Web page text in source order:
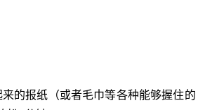
的报纸（或者毛巾等各种能够握住的